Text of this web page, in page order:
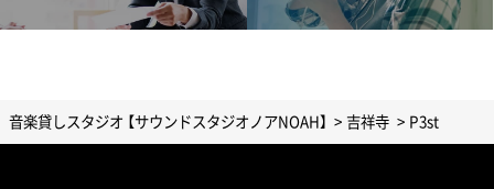
音楽貸しスタジオ 【サウンドスタジオノアNOAH】 吉祥寺 P3st